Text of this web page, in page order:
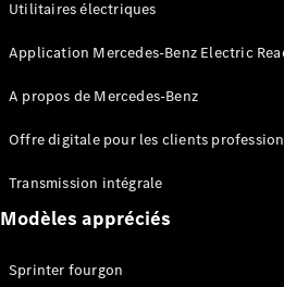
particulières
Configurateur
Mercedes-Benz
Utilitaires électriques
Application Mercedes-Benz Electric
A propos de Mercedes-Benz
Offre digitale pour les clients
Transmission intégrale
Modèles appréciés
Sprinter fourgon